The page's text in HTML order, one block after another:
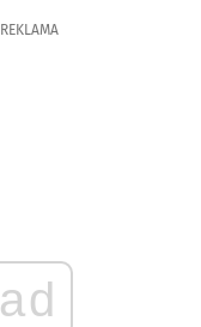
REKLAMA
ad